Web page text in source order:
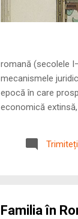
Sursa foto:
romană (secolele
mecanismele
epocă în care
economică
precizie
Familia în